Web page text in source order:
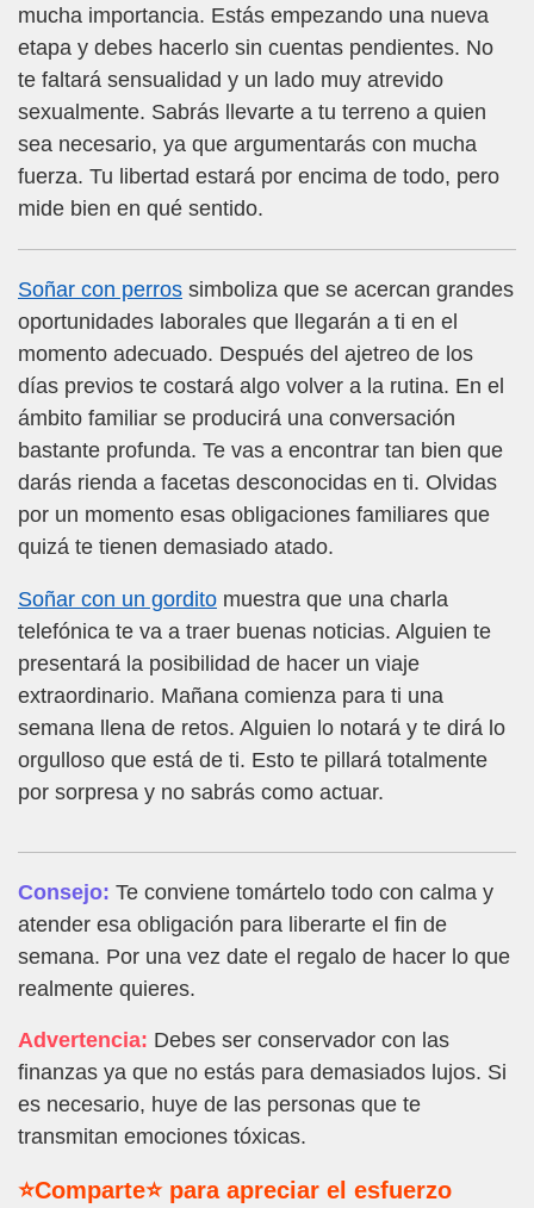
mucha importancia. Estás empezando una nueva
etapa y debes hacerlo sin cuentas pendientes. No
te faltará sensualidad y un lado muy atrevido
sexualmente. Sabrás llevarte a tu terreno a quien
sea necesario, ya que argumentarás con mucha
fuerza. Tu libertad estará por encima de todo, pero
mide bien en qué sentido.
Soñar con perros simboliza que se acercan grandes
oportunidades laborales que llegarán a ti en el
momento adecuado. Después del ajetreo de los
días previos te costará algo volver a la rutina. En el
ámbito familiar se producirá una conversación
bastante profunda. Te vas a encontrar tan bien que
darás rienda a facetas desconocidas en ti. Olvidas
por un momento esas obligaciones familiares que
quizá te tienen demasiado atado.
Soñar con un gordito muestra que una charla
telefónica te va a traer buenas noticias. Alguien te
presentará la posibilidad de hacer un viaje
extraordinario. Mañana comienza para ti una
semana llena de retos. Alguien lo notará y te dirá lo
orgulloso que está de ti. Esto te pillará totalmente
por sorpresa y no sabrás como actuar.
Consejo: Te conviene tomártelo todo con calma y
atender esa obligación para liberarte el fin de
semana. Por una vez date el regalo de hacer lo que
realmente quieres.
Advertencia: Debes ser conservador con las
finanzas ya que no estás para demasiados lujos. Si
es necesario, huye de las personas que te
transmitan emociones tóxicas.
⭐Comparte⭐ para apreciar el esfuerzo